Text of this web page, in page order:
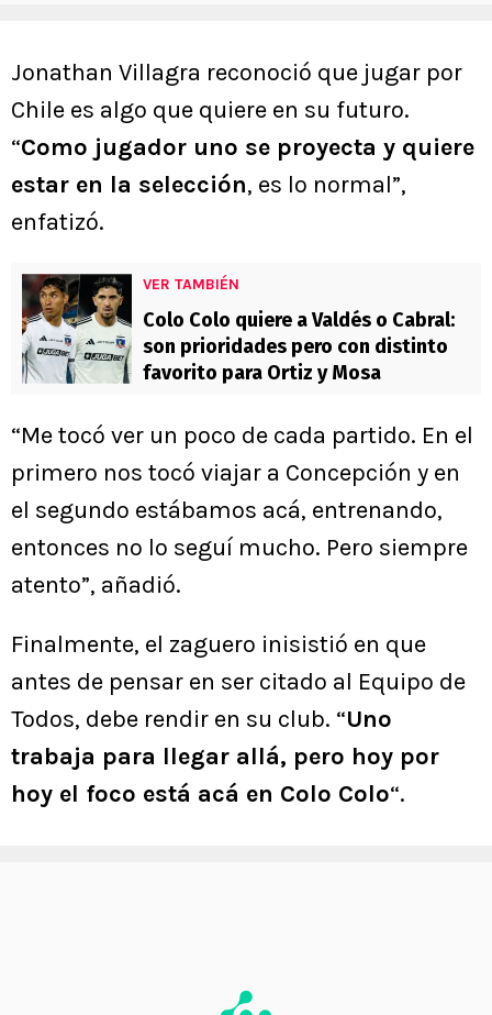
Jonathan Villagra reconoció que jugar por
Chile es algo que quiere en su futuro.
“Como jugador uno se proyecta y quiere
estar en la selección, es lo normal”,
enfatizó.
VER TAMBIÉN
Colo Colo quiere a Valdés o Cabral:
son prioridades pero con distinto
favorito para Ortiz y Mosa
“Me tocó ver un poco de cada partido. En el
primero nos tocó viajar a Concepción y en
el segundo estábamos acá, entrenando,
entonces no lo seguí mucho. Pero siempre
atento”, añadió.
Finalmente, el zaguero inisistió en que
antes de pensar en ser citado al Equipo de
Todos, debe rendir en su club. “Uno
trabaja para llegar allá, pero hoy por
hoy el foco está acá en Colo Colo“.